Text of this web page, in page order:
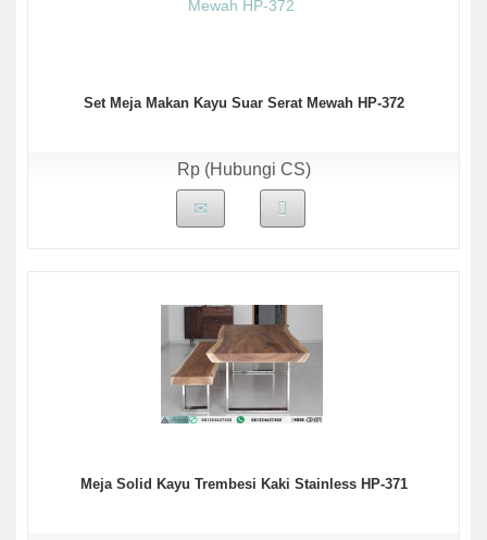
Set Meja Makan Kayu Suar Serat Mewah HP-372
Rp (Hubungi CS)
Meja Solid Kayu Trembesi Kaki Stainless HP-371